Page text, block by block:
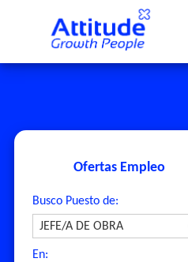
Ofertas Empleo
Busco Puesto de:
En: